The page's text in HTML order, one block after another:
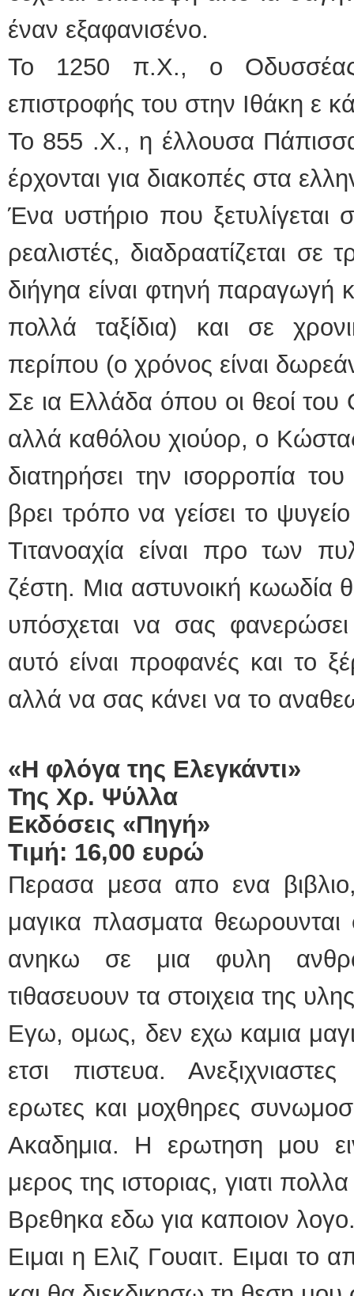
έναν εξαφανισένο.
Το 1250 π.Χ., ο Οδυσσέας
επιστροφής του στην Ιθάκη ε
Το 855 .Χ., η έλλουσα
έρχονται για διακοπές στα
Ένα υστήριο που ξετυλίγεται
ρεαλιστές, διαδραατίζεται
διήγηα είναι φτηνή παραγωγή
πολλά ταξίδια) και σε
περίπου (ο χρόνος είναι
Σε ια Ελλάδα όπου οι θεοί
αλλά καθόλου χιούορ, ο
διατηρήσει την ισορροπία
βρει τρόπο να γείσει το
Τιτανοαχία είναι προ των
ζέστη. Μια αστυνοική κωωδία
υπόσχεται να σας
αυτό είναι προφανές και το
αλλά να σας κάνει να το
«Η φλόγα της Ελεγκάντι»
Της Χρ. Ψύλλα
Εκδόσεις «Πηγή»
Τιμή: 16,00 ευρώ
Περασα μεσα απο ενα
μαγικα πλασματα θεωρουνται
ανηκω σε μια φυλη
τιθασευουν τα στοιχεια της
Εγω, ομως, δεν εχω καμια
ετσι πιστευα.
ερωτες και μοχθηρες
Ακαδημια. Η ερωτηση μου
μερος της ιστοριας, γιατι
Βρεθηκα εδω για καποιον
Ειμαι η Ελιζ Γουαιτ. Ειμαι το